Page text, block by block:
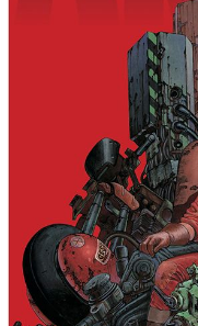
PROGRAMME